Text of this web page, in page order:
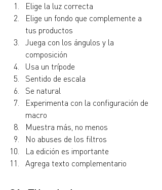
Elige la luz correcta
Elige un fondo que complemente a
tus productos
Juega con los ángulos y la
composición
Usa un trípode
Sentido de escala
Se natural
Experimenta con la configuración de
macro
Muestra más, no menos
No abuses de los filtros
La edición es importante
Agrega texto complementario